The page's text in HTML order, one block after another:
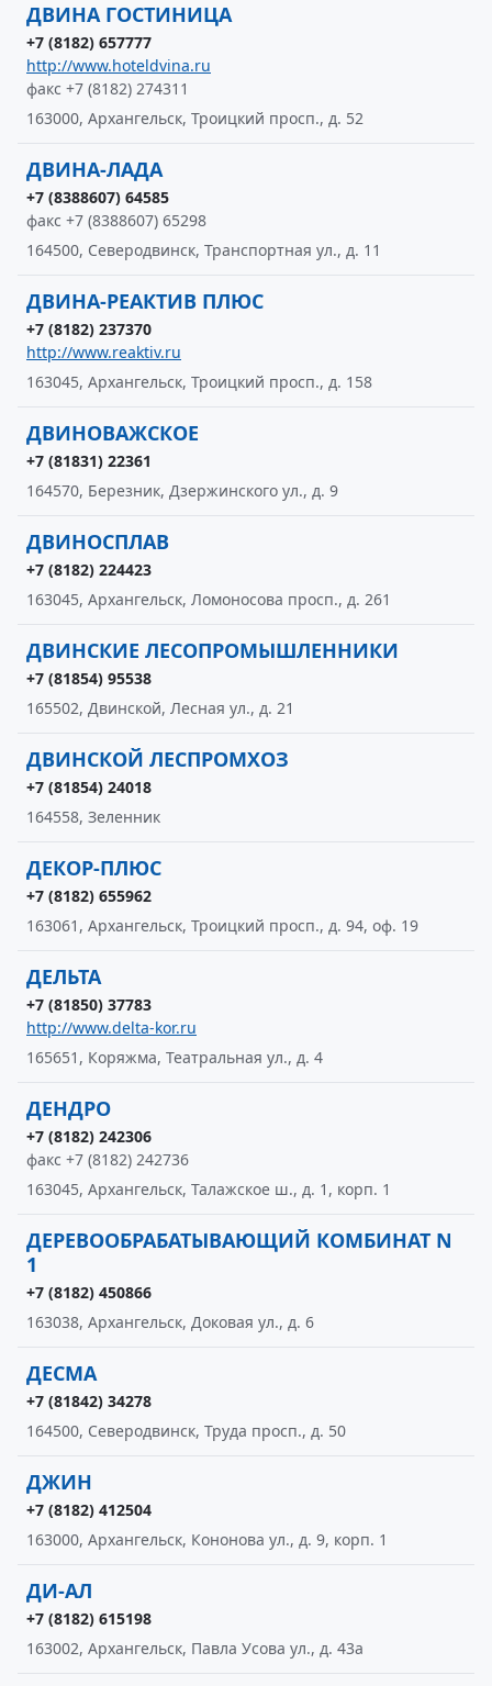
ДВИНА ГОСТИНИЦА
+7 (8182) 657777
http://www.hoteldvina.ru
факс +7 (8182) 274311
163000, Архангельск, Троицкий просп., д. 52
ДВИНА-ЛАДА
+7 (8388607) 64585
факс +7 (8388607) 65298
164500, Северодвинск, Транспортная ул., д. 11
ДВИНА-РЕАКТИВ ПЛЮС
+7 (8182) 237370
http://www.reaktiv.ru
163045, Архангельск, Троицкий просп., д. 158
ДВИНОВАЖСКОЕ
+7 (81831) 22361
164570, Березник, Дзержинского ул., д. 9
ДВИНОСПЛАВ
+7 (8182) 224423
163045, Архангельск, Ломоносова просп., д. 261
ДВИНСКИЕ ЛЕСОПРОМЫШЛЕННИКИ
+7 (81854) 95538
165502, Двинской, Лесная ул., д. 21
ДВИНСКОЙ ЛЕСПРОМХОЗ
+7 (81854) 24018
164558, Зеленник
ДЕКОР-ПЛЮС
+7 (8182) 655962
163061, Архангельск, Троицкий просп., д. 94, оф. 19
ДЕЛЬТА
+7 (81850) 37783
http://www.delta-kor.ru
165651, Коряжма, Театральная ул., д. 4
ДЕНДРО
+7 (8182) 242306
факс +7 (8182) 242736
163045, Архангельск, Талажское ш., д. 1, корп. 1
ДЕРЕВООБРАБАТЫВАЮЩИЙ КОМБИНАТ N
1
+7 (8182) 450866
163038, Архангельск, Доковая ул., д. 6
ДЕСМА
+7 (81842) 34278
164500, Северодвинск, Труда просп., д. 50
ДЖИН
+7 (8182) 412504
163000, Архангельск, Кононова ул., д. 9, корп. 1
ДИ-АЛ
+7 (8182) 615198
163002, Архангельск, Павла Усова ул., д. 43а